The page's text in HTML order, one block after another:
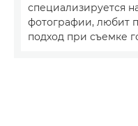
специализируется
фотографии, любит
подход при съемке